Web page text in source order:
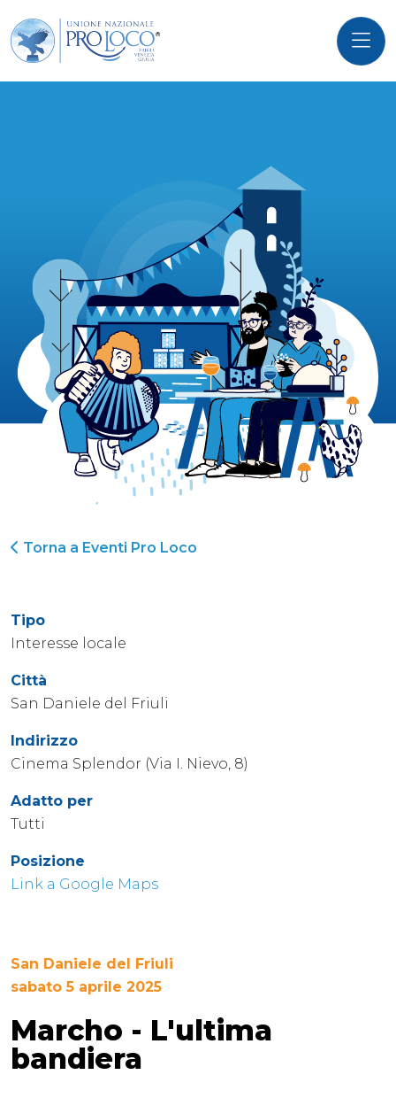
Torna a Eventi Pro Loco
Tipo
Interesse locale
Città
San Daniele del Friuli
Indirizzo
Cinema Splendor (Via I. Nievo, 8)
Adatto per
Tutti
Posizione
Link a Google Maps
San Daniele del Friuli
sabato 5 aprile 2025
Marcho - L'ultima
bandiera